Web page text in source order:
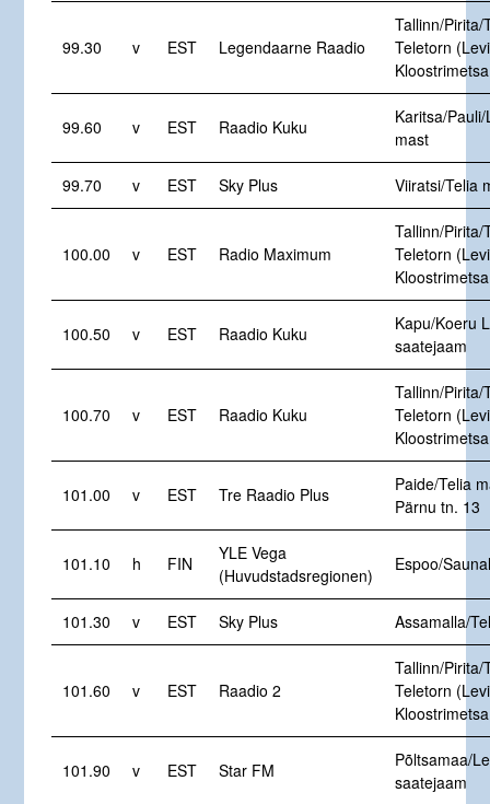
99.30 v EST Legendaarne Raadio
Tallinn/Pirita/
Teletorn
99.60 v EST Raadio Kuku
Karitsa/
mast
99.70 v EST Sky Plus Viiratsi/Telia
100.00 v EST Radio Maximum
Tallinn/Pirita/
Teletorn
100.50 v EST Raadio Kuku
Kapu/Koeru
saatejaam
100.70 v EST Raadio Kuku
Tallinn/Pirita/
Teletorn
101.00 v EST Tre Raadio Plus
Paide/Telia
Pärnu tn. 13
101.10 h FIN
YLE Vega
(Huvudstadsregionen)
Espoo/
101.30 v EST Sky Plus Assamalla/
101.60 v EST Raadio 2
Tallinn/Pirita/
Teletorn
101.90 v EST Star FM
Põltsamaa/
saatejaam